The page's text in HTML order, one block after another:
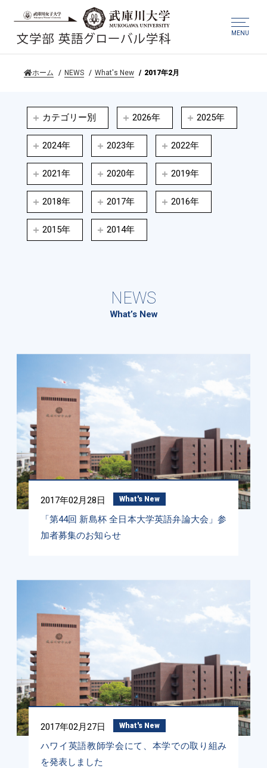
MENU
ホーム NEWS What's New 2017年2月
カテゴリー別 2026年 2025年
2024年 2023年 2022年
2021年 2020年 2019年
2018年 2017年 2016年
2015年 2014年
NEWS
What’s New
2017年02月28日 What's New
「第44回 新島杯 全日本大学英語弁論大会」参
加者募集のお知らせ
2017年02月27日 What's New
ハワイ英語教師学会にて、本学での取り組み
を発表しました